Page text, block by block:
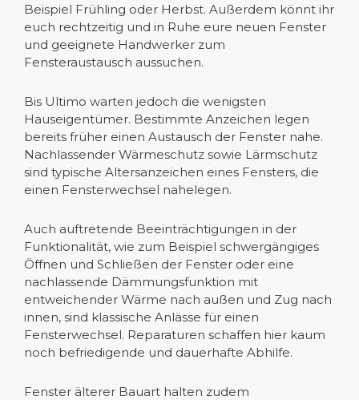
Beispiel Frühling oder Herbst. Außerdem könnt ihr
euch rechtzeitig und in Ruhe eure neuen Fenster
und geeignete Handwerker zum
Fensteraustausch aussuchen.
Bis Ultimo warten jedoch die wenigsten
Hauseigentümer. Bestimmte Anzeichen legen
bereits früher einen Austausch der Fenster nahe.
Nachlassender Wärmeschutz sowie Lärmschutz
sind typische Altersanzeichen eines Fensters, die
einen Fensterwechsel nahelegen.
Auch auftretende Beeinträchtigungen in der
Funktionalität, wie zum Beispiel schwergängiges
Öffnen und Schließen der Fenster oder eine
nachlassende Dämmungsfunktion mit
entweichender Wärme nach außen und Zug nach
innen, sind klassische Anlässe für einen
Fensterwechsel. Reparaturen schaffen hier kaum
noch befriedigende und dauerhafte Abhilfe.
Fenster älterer Bauart halten zudem